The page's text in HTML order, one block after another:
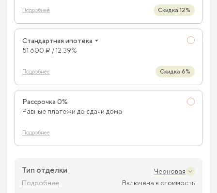
Подробнее Скидка 12%
Стандартная ипотека
51 600 ₽ / 12.39%
Подробнее Скидка 6%
Рассрочка 0%
Равные платежи до сдачи дома
Подробнее
Тип отделки
Черновая
Подробнее
Включена в стоимость